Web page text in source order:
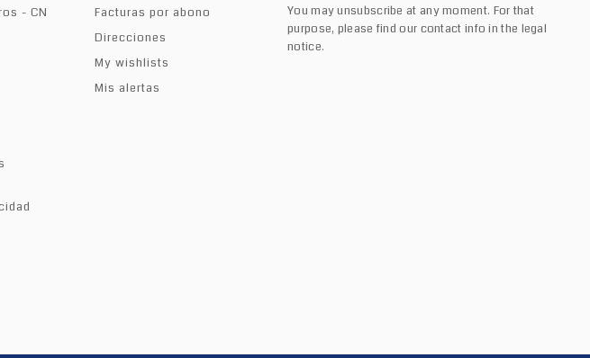
- CN
Facturas por abono
Direcciones
My wishlists
Mis alertas
You may unsubscribe at any moment. For that
purpose, please find our contact info in the legal
notice.